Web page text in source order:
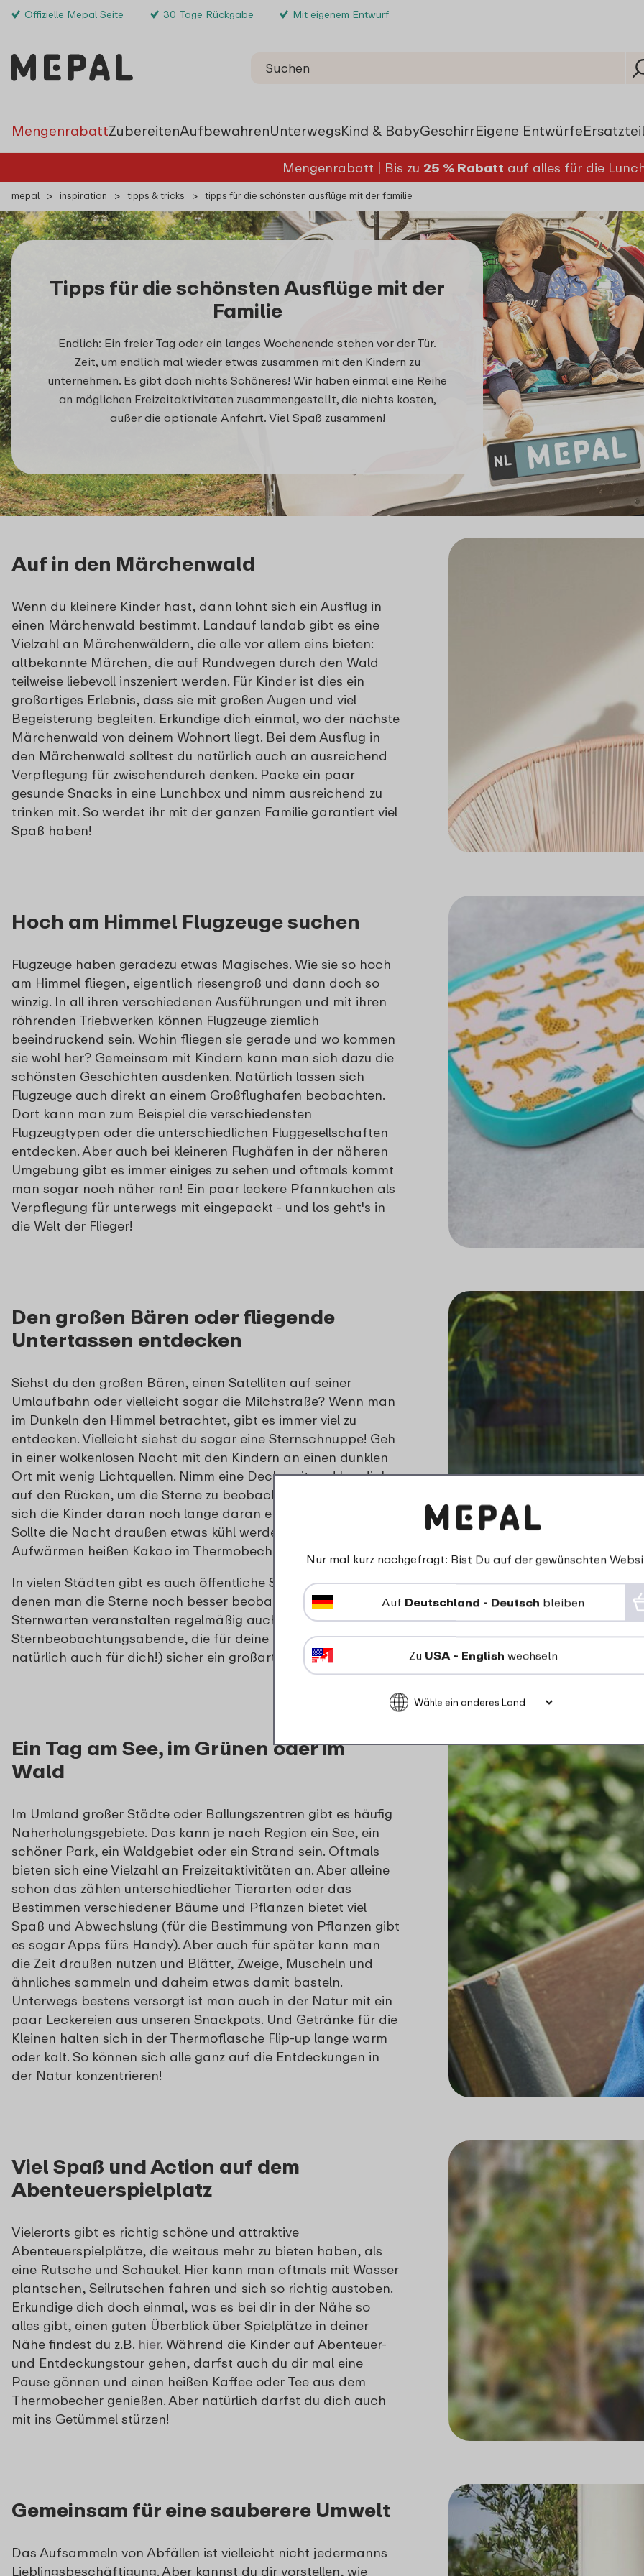
Offizielle Mepal Seite 30 Tage Rückgabe Mit eigenem Entwurf
MengenrabattZubereitenAufbewahrenUnterwegsKind & BabyGeschirrEigene Entwürfe
Mengenrabatt | Bis zu 25 % Rabatt auf alles für die
mepal > inspiration > tipps & tricks > tipps für die schönsten ausflüge mit der familie
Tipps für die schönsten Ausflüge mit der
Familie
Endlich: Ein freier Tag oder ein langes Wochenende stehen vor der Tür.
Zeit, um endlich mal wieder etwas zusammen mit den Kindern zu
unternehmen. Es gibt doch nichts Schöneres! Wir haben einmal eine Reihe
an möglichen Freizeitaktivitäten zusammengestellt, die nichts kosten,
außer die optionale Anfahrt. Viel Spaß zusammen!
Auf in den Märchenwald
Wenn du kleinere Kinder hast, dann lohnt sich ein Ausflug in
einen Märchenwald bestimmt. Landauf landab gibt es eine
Vielzahl an Märchenwäldern, die alle vor allem eins bieten:
altbekannte Märchen, die auf Rundwegen durch den Wald
teilweise liebevoll inszeniert werden. Für Kinder ist dies ein
großartiges Erlebnis, dass sie mit großen Augen und viel
Begeisterung begleiten. Erkundige dich einmal, wo der nächste
Märchenwald von deinem Wohnort liegt. Bei dem Ausflug in
den Märchenwald solltest du natürlich auch an ausreichend
Verpflegung für zwischendurch denken. Packe ein paar
gesunde Snacks in eine Lunchbox und nimm ausreichend zu
trinken mit. So werdet ihr mit der ganzen Familie garantiert viel
Spaß haben!
Hoch am Himmel Flugzeuge suchen
Flugzeuge haben geradezu etwas Magisches. Wie sie so hoch
am Himmel fliegen, eigentlich riesengroß und dann doch so
winzig. In all ihren verschiedenen Ausführungen und mit ihren
röhrenden Triebwerken können Flugzeuge ziemlich
beeindruckend sein. Wohin fliegen sie gerade und wo kommen
sie wohl her? Gemeinsam mit Kindern kann man sich dazu die
schönsten Geschichten ausdenken. Natürlich lassen sich
Flugzeuge auch direkt an einem Großflughafen beobachten.
Dort kann man zum Beispiel die verschiedensten
Flugzeugtypen oder die unterschiedlichen Fluggesellschaften
entdecken. Aber auch bei kleineren Flughäfen in der näheren
Umgebung gibt es immer einiges zu sehen und oftmals kommt
man sogar noch näher ran! Ein paar leckere Pfannkuchen als
Verpflegung für unterwegs mit eingepackt - und los geht's in
die Welt der Flieger!
Den großen Bären oder fliegende
Untertassen entdecken
Siehst du den großen Bären, einen Satelliten auf seiner
Umlaufbahn oder vielleicht sogar die Milchstraße? Wenn man
im Dunkeln den Himmel betrachtet, gibt es immer viel zu
entdecken. Vielleicht siehst du sogar eine Sternschnuppe! Geh
in einer wolkenlosen Nacht mit den Kindern an einen dunklen
Ort mit wenig Lichtquellen. Nimm eine Decke mit und leg dich
auf den Rücken, um die Sterne zu beobachten. Wetten, dass
sich die Kinder daran noch lange daran erinnern werden?
Sollte die Nacht draußen etwas kühl werden, nimm zum
Aufwärmen heißen Kakao im Thermobecher mit.
In vielen Städten gibt es auch öffentliche Sternwarten, in
denen man die Sterne noch besser beobachten kann. Diese
Sternwarten veranstalten regelmäßig auch
Sternbeobachtungsabende, die für deine Kinder (und
natürlich auch für dich!) sicher ein großartiges Erlebnis sind.
Ein Tag am See, im Grünen oder im
Wald
Im Umland großer Städte oder Ballungszentren gibt es häufig
Naherholungsgebiete. Das kann je nach Region ein See, ein
schöner Park, ein Waldgebiet oder ein Strand sein. Oftmals
bieten sich eine Vielzahl an Freizeitaktivitäten an. Aber alleine
schon das zählen unterschiedlicher Tierarten oder das
Bestimmen verschiedener Bäume und Pflanzen bietet viel
Spaß und Abwechslung (für die Bestimmung von Pflanzen gibt
es sogar Apps fürs Handy). Aber auch für später kann man
die Zeit draußen nutzen und Blätter, Zweige, Muscheln und
ähnliches sammeln und daheim etwas damit basteln.
Unterwegs bestens versorgt ist man auch in der Natur mit ein
paar Leckereien aus unseren Snackpots. Und Getränke für die
Kleinen halten sich in der Thermoflasche Flip-up lange warm
oder kalt. So können sich alle ganz auf die Entdeckungen in
der Natur konzentrieren!
Viel Spaß und Action auf dem
Abenteuerspielplatz
Vielerorts gibt es richtig schöne und attraktive
Abenteuerspielplätze, die weitaus mehr zu bieten haben, als
eine Rutsche und Schaukel. Hier kann man oftmals mit Wasser
plantschen, Seilrutschen fahren und sich so richtig austoben.
Erkundige dich doch einmal, was es bei dir in der Nähe so
alles gibt, einen guten Überblick über Spielplätze in deiner
Nähe findest du z.B. hier. Während die Kinder auf Abenteuer-
und Entdeckungstour gehen, darfst auch du dir mal eine
Pause gönnen und einen heißen Kaffee oder Tee aus dem
Thermobecher genießen. Aber natürlich darfst du dich auch
mit ins Getümmel stürzen!
Gemeinsam für eine sauberere Umwelt
Das Aufsammeln von Abfällen ist vielleicht nicht jedermanns
Lieblingsbeschäftigung. Aber kannst du dir vorstellen, wie
Nur mal kurz nachgefragt: Bist Du auf der gewünschten
Auf Deutschland - Deutsch bleiben
Zu USA - English wechseln